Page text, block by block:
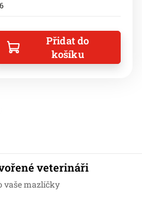
Přidat do
košíku
veterináři
vaše mazlíčky